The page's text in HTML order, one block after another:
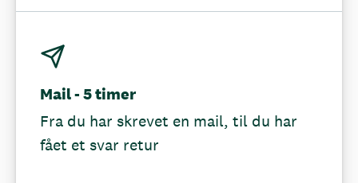
Mail - 5 timer
Fra du har skrevet en mail, til du har
fået et svar retur